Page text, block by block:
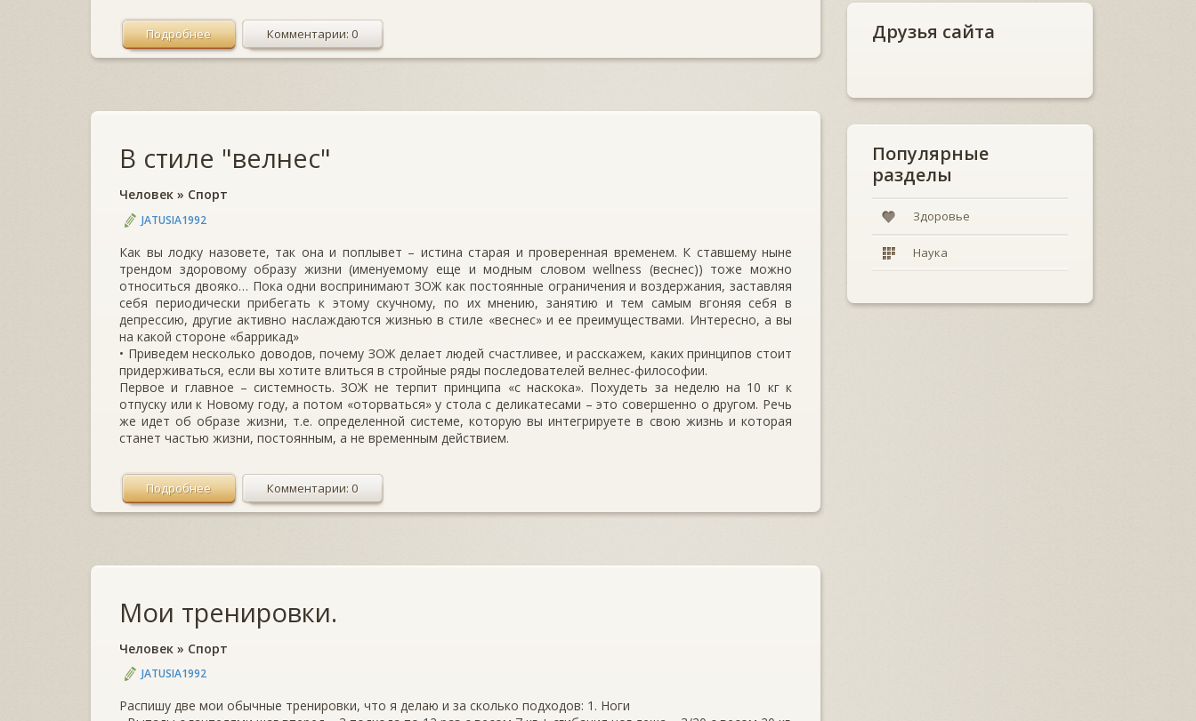
Подробнее Комментарии: 0
В стиле "велнес"
Человек » Спорт
JATUSIA1992
Как вы лодку назовете, так она и поплывет – истина старая и проверенная временем. К ставшему ныне
трендом здоровому образу жизни (именуемому еще и модным словом wellness (веснес)) тоже можно
относиться двояко… Пока одни воспринимают ЗОЖ как постоянные ограничения и воздержания, заставляя
себя периодически прибегать к этому скучному, по их мнению, занятию и тем самым вгоняя себя в
депрессию, другие активно наслаждаются жизнью в стиле «веснес» и ее преимуществами. Интересно, а вы
на какой стороне «баррикад»
• Приведем несколько доводов, почему ЗОЖ делает людей счастливее, и расскажем, каких принципов стоит
придерживаться, если вы хотите влиться в стройные ряды последователей велнес-философии.
Первое и главное – системность. ЗОЖ не терпит принципа «с наскока». Похудеть за неделю на 10 кг к
отпуску или к Новому году, а потом «оторваться» у стола с деликатесами – это совершенно о другом. Речь
же идет об образе жизни, т.е. определенной системе, которую вы интегрируете в свою жизнь и которая
станет частью жизни, постоянным, а не временным действием.
Подробнее Комментарии: 0
Мои тренировки.
Человек » Спорт
JATUSIA1992
Распишу две мои обычные тренировки, что я делаю и за сколько подходов: 1. Ноги
Друзья сайта
Популярные
разделы
Здоровье
Наука